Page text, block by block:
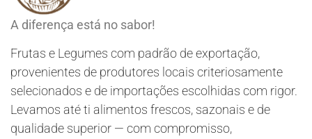
A diferença está no sabor!
Frutas e Legumes com padrão de exportação,
provenientes de produtores locais criteriosamente
selecionados e de importações escolhidas com rigor.
Levamos até ti alimentos frescos, sazonais e de
qualidade superior — com compromisso,